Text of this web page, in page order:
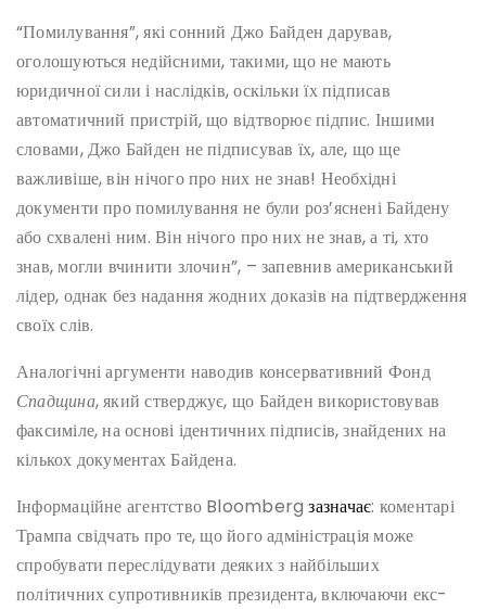
“Помилування”, які сонний Джо Байден дарував,
оголошуються недійсними, такими, що не мають
юридичної сили і наслідків, оскільки їх підписав
автоматичний пристрій, що відтворює підпис. Іншими
словами, Джо Байден не підписував їх, але, що ще
важливіше, він нічого про них не знав! Необхідні
документи про помилування не були роз’яснені Байдену
або схвалені ним. Він нічого про них не знав, а ті, хто
знав, могли вчинити злочин”, – запевнив американський
лідер, однак без надання жодних доказів на підтвердження
своїх слів.
Аналогічні аргументи наводив консервативний Фонд
Спадщина, який стверджує, що Байден використовував
факсиміле, на основі ідентичних підписів, знайдених на
кількох документах Байдена.
Інформаційне агентство Bloombergзазначає: коментарі
Трампа свідчать про те, що його адміністрація може
спробувати переслідувати деяких з найбільших
політичних супротивників президента, включаючи екс-